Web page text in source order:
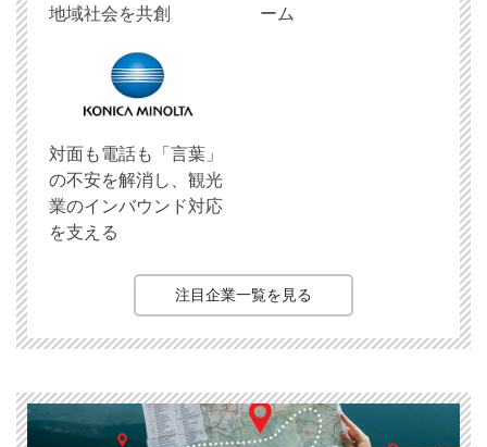
地域社会を共創
ーム
対面も電話も「言葉」
の不安を解消し、観光
業のインバウンド対応
を支える
注目企業一覧を見る